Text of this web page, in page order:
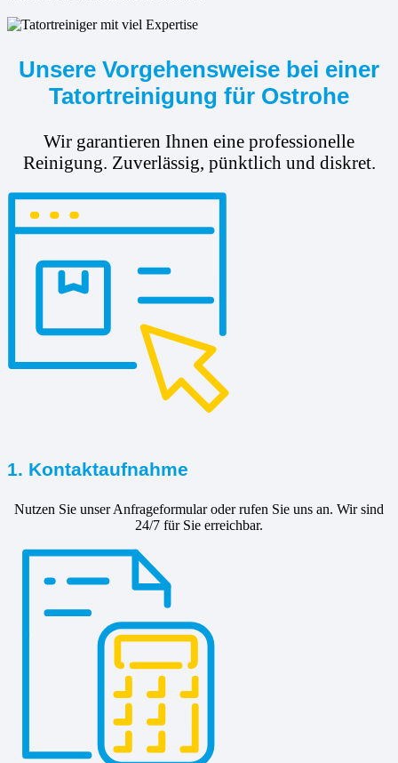
Unsere Vorgehensweise bei einer
Tatortreinigung für Ostrohe
Wir garantieren Ihnen eine professionelle
Reinigung. Zuverlässig, pünktlich und diskret.
1. Kontaktaufnahme
Nutzen Sie unser Anfrageformular oder rufen Sie uns an. Wir sind
24/7 für Sie erreichbar.